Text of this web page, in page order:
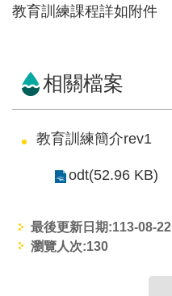
資
開
務
態
教育訓練課程詳如附件
相關檔案
教育訓練簡介rev1
odt(52.96 KB)
最後更新日期:113-08-22
瀏覽人次:130